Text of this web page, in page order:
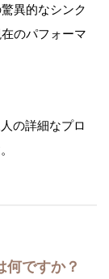
異的なシンク
のパフォーマ
の詳細なプロ
ですか？